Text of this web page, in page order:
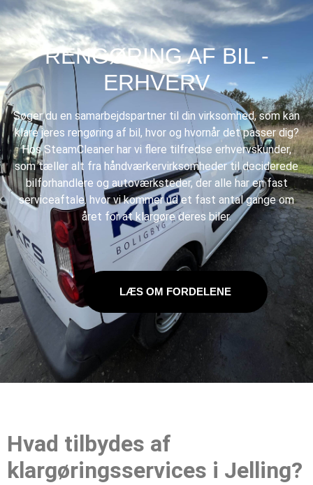
RENGØRING AF BIL -
ERHVERV
Søger du en samarbejdspartner til din virksomhed, som kan
klare jeres rengøring af bil , hvor og hvornår det passer dig?
Hos SteamCleaner har vi flere tilfredse erhvervskunder,
som tæller alt fra håndværkervirksomheder til deciderede
bilforhandlere og autoværksteder, der alle har en fast
serviceaftale. hvor vi kommer ud et fast antal gange om
året for at klargøre deres biler.
LÆS OM FORDELENE
Hvad tilbydes af
klargøringsservices i Jelling‎?